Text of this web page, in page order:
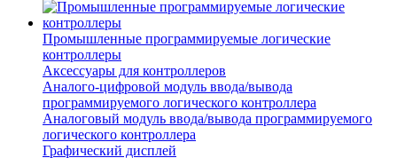
Промышленные программируемые логические
контроллеры
Аксессуары для контроллеров
Аналого-цифровой модуль ввода/вывода
программируемого логического контроллера
Аналоговый модуль ввода/вывода программируемого
логического контроллера
Графический дисплей